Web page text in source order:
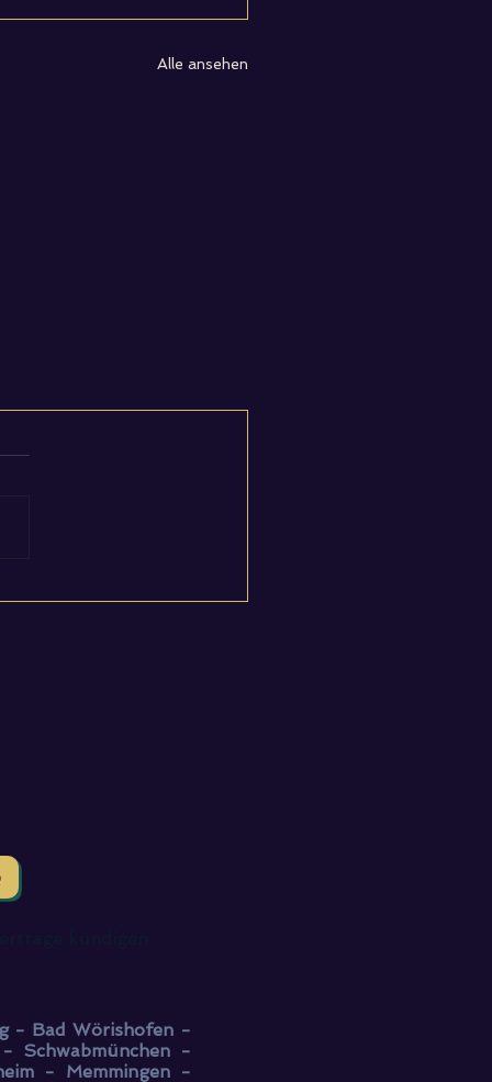
Alle ansehen
- Bad Wörishofen -
Schwabmünchen -
- Memmingen -